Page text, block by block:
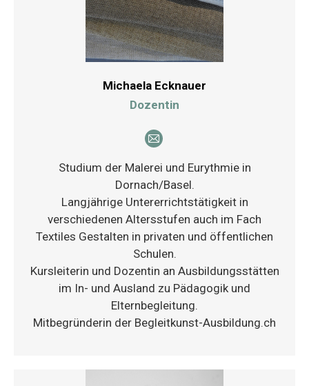
Michaela Ecknauer
Dozentin
Studium der Malerei und Eurythmie in
Dornach/Basel.
Langjährige Untererrichtstätigkeit in
verschiedenen Altersstufen auch im Fach
Textiles Gestalten in privaten und öffentlichen
Schulen.
Kursleiterin und Dozentin an Ausbildungsstätten
im In- und Ausland zu Pädagogik und
Elternbegleitung.
Mitbegründerin der Begleitkunst-Ausbildung.ch
E-
mail